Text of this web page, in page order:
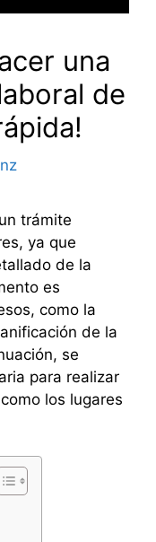
una
de
trámite
ya que
de la
es
como la
de la
se
para realizar
los lugares